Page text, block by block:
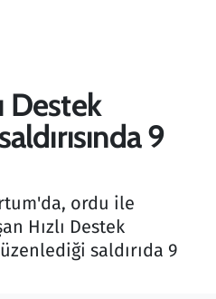
Destek
9
ordu ile
Hızlı Destek
saldırıda 9